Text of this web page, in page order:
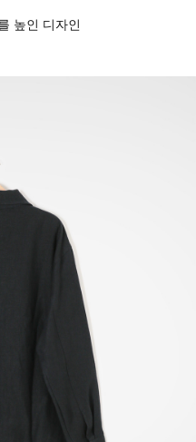
높인 디자인